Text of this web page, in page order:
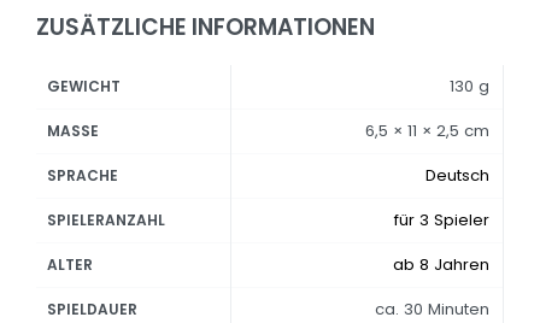
ZUSÄTZLICHE INFORMATIONEN
GEWICHT 130 g
MASSE 6,5 × 11 × 2,5 cm
SPRACHE Deutsch
SPIELERANZAHL für 3 Spieler
ALTER ab 8 Jahren
SPIELDAUER ca. 30 Minuten